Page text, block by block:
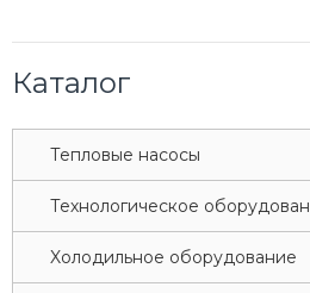
Каталог
Tепловые насосы
Tехнологическое
Xолодильное оборудование